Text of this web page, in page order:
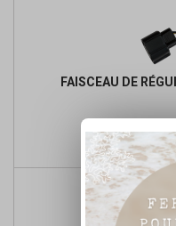
FAISCEAU DE
